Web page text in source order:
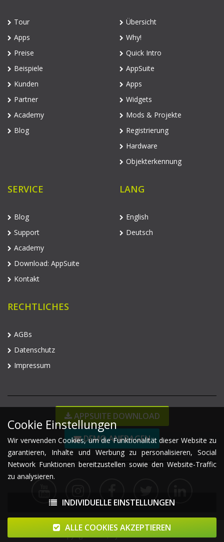
Tour
Apps
Preise
Beispiele
Kunden
Partner
Academy
Blog
Übersicht
Why!
Quick Intro
AppSuite
Apps
Widgets
Mods & Projekte
Registrierung
Hardware
Objekterkennung
SERVICE
Blog
Support
Academy
Download: AppSuite
Kontakt
LANG
English
Deutsch
RECHTLICHES
AGBs
Datenschutz
Impressum
APPSUITE DOWNLOAD
DEMO ANFRAGEN
Cookie Einstellungen
Wir verwenden Cookies, um die Funktionalität dieser Website zu
garantieren, Inhalte und Werbung zu personalisieren, Social
Network Funktionen bereitzustellen sowie den Website-Traffic
zu analysieren.
INDIVIDUELLE EINSTELLUNGEN
ALLE COOKIES AKZEPTIEREN